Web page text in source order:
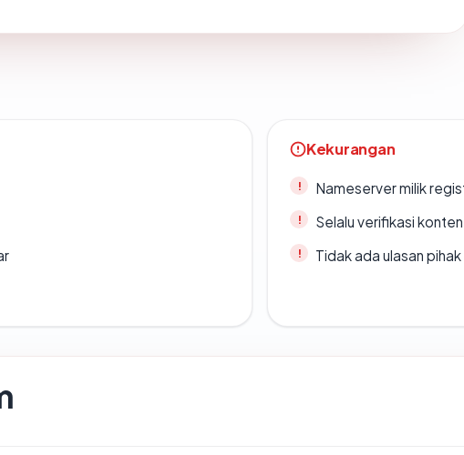
Kekurangan
Nameserver milik
Selalu verifikasi
Tidak ada ulasan